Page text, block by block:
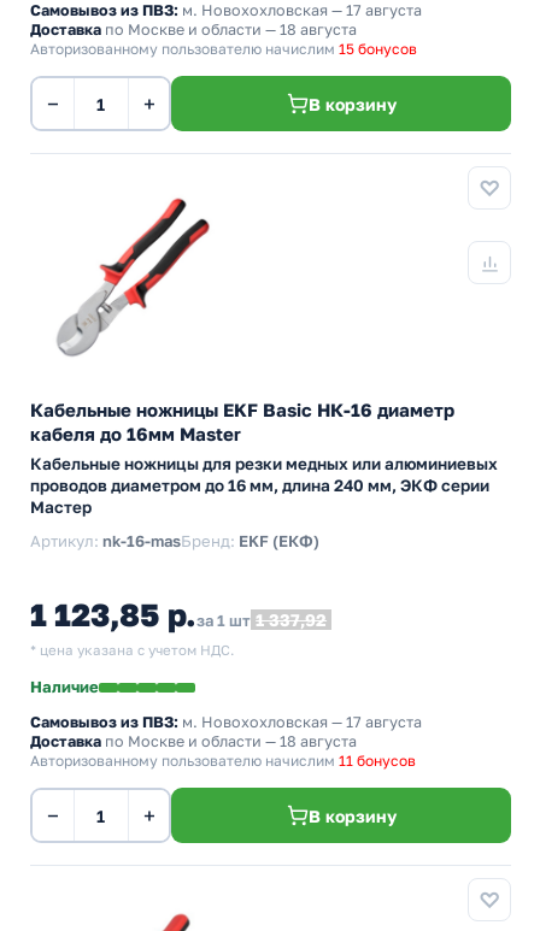
Самовывоз из ПВЗ: м. Новохохловская — 17 августа
Доставка по Москве и области — 18 августа
Авторизованному пользователю начислим 15 бонусов
− + В корзину
Кабельные ножницы EKF Basic НК-16 диаметр
кабеля до 16мм Master
Кабельные ножницы для резки медных или алюминиевых
проводов диаметром до 16 мм, длина 240 мм, ЭКФ серии
Мастер
Артикул: nk-16-masБренд: EKF (ЕКФ)
1 123,85 р.за 1 шт 1 337,92
* цена указана с учетом НДС.
Наличие
Самовывоз из ПВЗ: м. Новохохловская — 17 августа
Доставка по Москве и области — 18 августа
Авторизованному пользователю начислим 11 бонусов
− + В корзину